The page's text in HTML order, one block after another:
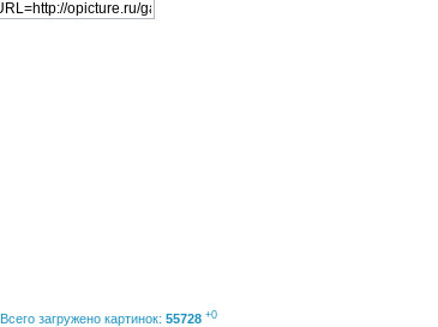
Всего загружено картинок: 55728 +0